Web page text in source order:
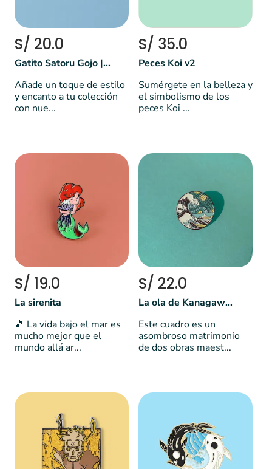
S/ 20.0
Gatito Satoru Gojo | Jujutsu Kaisen
Añade un toque de estilo
y encanto a tu colección
con nue...
S/ 35.0
Peces Koi v2
Sumérgete en la belleza y
el simbolismo de los
peces Koi ...
S/ 19.0
La sirenita
🎵 La vida bajo el mar es
mucho mejor que el
mundo allá ar...
S/ 22.0
La ola de Kanagawa bajo la noche estrellada
Este cuadro es un
asombroso matrimonio
de dos obras maest...